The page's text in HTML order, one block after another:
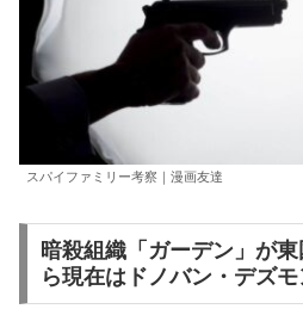
スパイファミリー考察｜漫画友達
暗殺組織「ガーデン」が
ら現在はドノバン・デズ